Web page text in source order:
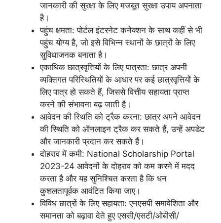
जानकारी की सुरक्षा के लिए मजबूत सुरक्षा उपाय अपनाता
है।
पहुंच क्षमता: पोर्टल इंटरनेट कनेक्शन के साथ कहीं से भी
पहुंच योग्य है, जो इसे विभिन्न स्थानों के छात्रों के लिए
सुविधाजनक बनाता है।
एकाधिक छात्रवृत्तियों के लिए पात्रता: छात्र अपनी
व्यक्तिगत परिस्थितियों के आधार पर कई छात्रवृत्तियों के
लिए पात्र हो सकते हैं, जिससे वित्तीय सहायता प्राप्त
करने की संभावना बढ़ जाती है।
आवेदन की स्थिति को ट्रैक करना: छात्र अपने आवेदन
की स्थिति को ऑनलाइन ट्रैक कर सकते हैं, उन्हें अपडेट
और जानकारी प्रदान कर सकते हैं।
दोहराव में कमी: National Scholarship Portal
2023-24 आवेदनों के दोहराव को कम करने में मदद
करता है और यह सुनिश्चित करता है कि धन
कुशलतापूर्वक आवंटित किया जाए।
विविध छात्रों के लिए सहायता: एनएसपी समावेशिता और
समानता को बढ़ावा देते हुए एससी/एसटी/ओबीसी/